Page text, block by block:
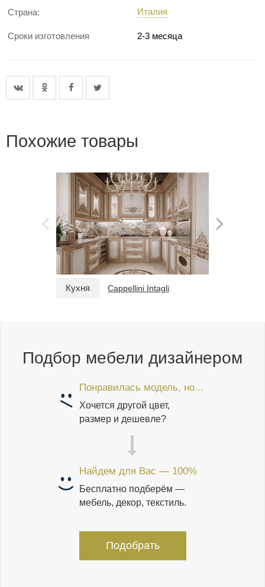
Страна: Италия
Сроки изготовления 2-3 месяца
Похожие товары
Кухня Cappellini Intagli
Подбор мебели дизайнером
Понравилась модель, но...
Хочется другой цвет,
размер и дешевле?
Найдем для Вас — 100%
Бесплатно подберём —
мебель, декор, текстиль.
Подобрать